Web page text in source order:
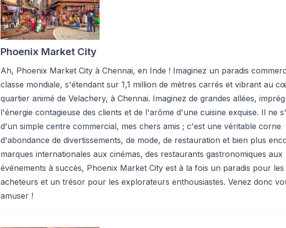
Phoenix Market City
Ah, Phoenix Market City à Chennai, en Inde ! Imaginez un paradis
classe mondiale, s'étendant sur 1,1 million de mètres carrés et vibrant au
quartier animé de Velachery, à Chennai. Imaginez de grandes allées,
l'énergie contagieuse des clients et de l'arôme d'une cuisine exquise. Il ne
d'un simple centre commercial, mes chers amis ; c'est une véritable corne
d'abondance de divertissements, de mode, de restauration et bien plus
marques internationales aux cinémas, des restaurants gastronomiques aux
événements à succès, Phoenix Market City est à la fois un paradis pour les
acheteurs et un trésor pour les explorateurs enthousiastes. Venez donc
amuser !